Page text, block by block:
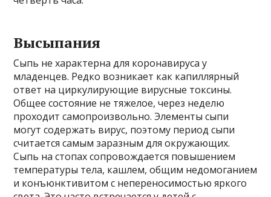
Высыпания
Сыпь не характерна для коронавируса у
младенцев. Редко возникает как капиллярный
ответ на циркулирующие вирусные токсины.
Общее состояние не тяжелое, через неделю
проходит самопроизвольно. Элементы сыпи
могут содержать вирус, поэтому период сыпи
считается самым заразным для окружающих.
Сыпь на стопах сопровождается повышением
температуры тела, кашлем, общим недомоганием
и конъюнктивитом с непереносимостью яркого